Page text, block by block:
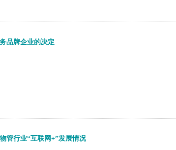
品牌企业的决定
管行业“互联网+”发展情况